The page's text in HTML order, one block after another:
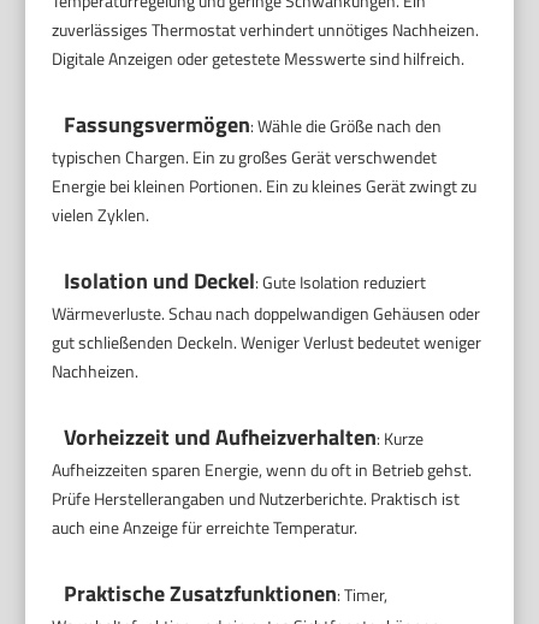
zuverlässiges Thermostat verhindert unnötiges Nachheizen.
Digitale Anzeigen oder getestete Messwerte sind hilfreich.
Fassungsvermögen: Wähle die Größe nach den
typischen Chargen. Ein zu großes Gerät verschwendet
Energie bei kleinen Portionen. Ein zu kleines Gerät zwingt zu
vielen Zyklen.
Isolation und Deckel: Gute Isolation reduziert
Wärmeverluste. Schau nach doppelwandigen Gehäusen oder
gut schließenden Deckeln. Weniger Verlust bedeutet weniger
Nachheizen.
Vorheizzeit und Aufheizverhalten: Kurze
Aufheizzeiten sparen Energie, wenn du oft in Betrieb gehst.
Prüfe Herstellerangaben und Nutzerberichte. Praktisch ist
auch eine Anzeige für erreichte Temperatur.
Praktische Zusatzfunktionen: Timer,